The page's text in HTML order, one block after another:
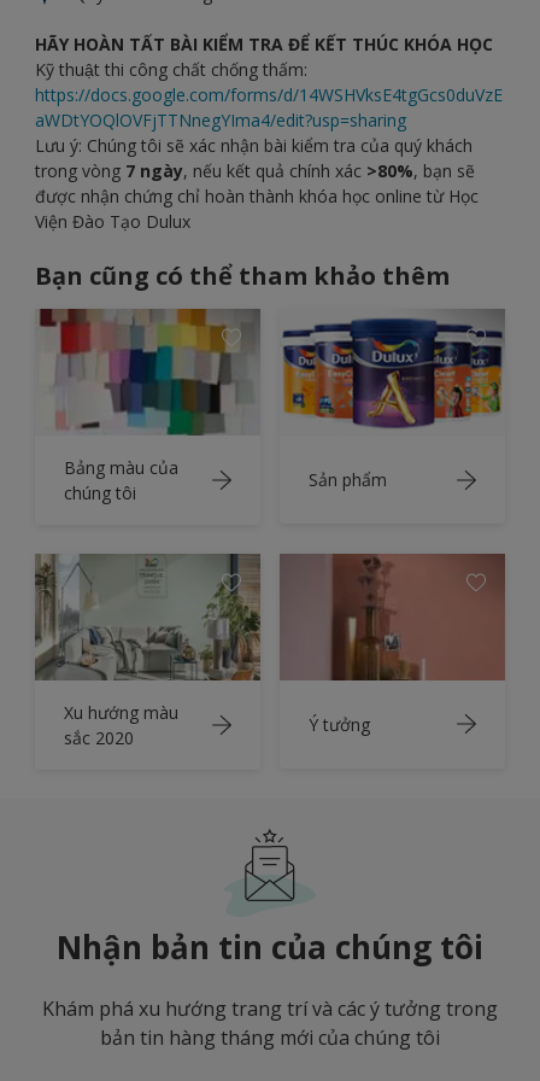
HÃY HOÀN TẤT BÀI KIỂM TRA ĐỂ KẾT THÚC KHÓA HỌC
Kỹ thuật thi công chất chống thấm:
https://docs.google.com/forms/d/14WSHVksE4tgGcs0duVzE
aWDtYOQlOVFjTTNnegYIma4/edit?usp=sharing
Lưu ý: Chúng tôi sẽ xác nhận bài kiểm tra của quý khách
trong vòng 7 ngày, nếu kết quả chính xác >80%, bạn sẽ
được nhận chứng chỉ hoàn thành khóa học online từ Học
Viện Đào Tạo Dulux
Bạn cũng có thể tham khảo thêm
Bảng màu của
chúng tôi
Sản phẩm
Xu hướng màu
sắc 2020
Ý tưởng
Nhận bản tin của chúng tôi
Khám phá xu hướng trang trí và các ý tưởng trong
bản tin hàng tháng mới của chúng tôi